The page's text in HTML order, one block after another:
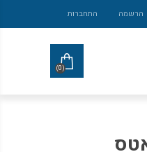
הרשמה התחברות
(0)